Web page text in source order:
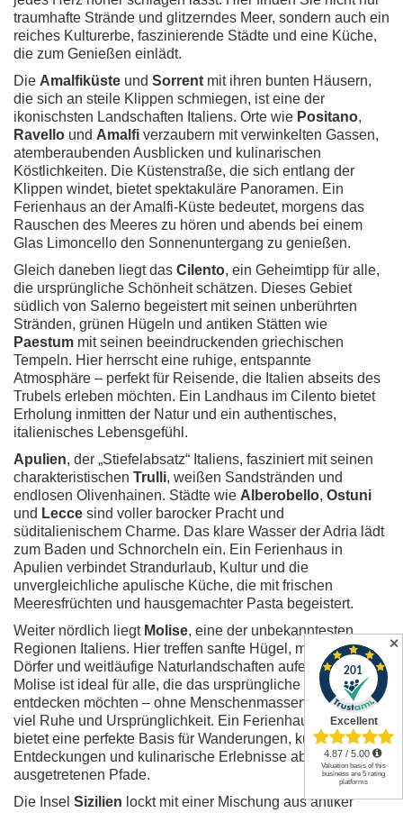
traumhafte Strände und glitzerndes Meer, sondern auch ein
reiches Kulturerbe, faszinierende Städte und eine Küche,
die zum Genießen einlädt.
Die Amalfiküste und Sorrent mit ihren bunten Häusern,
die sich an steile Klippen schmiegen, ist eine der
ikonischsten Landschaften Italiens. Orte wie Positano,
Ravello und Amalfi verzaubern mit verwinkelten Gassen,
atemberaubenden Ausblicken und kulinarischen
Köstlichkeiten. Die Küstenstraße, die sich entlang der
Klippen windet, bietet spektakuläre Panoramen. Ein
Ferienhaus an der Amalfi-Küste bedeutet, morgens das
Rauschen des Meeres zu hören und abends bei einem
Glas Limoncello den Sonnenuntergang zu genießen.
Gleich daneben liegt das Cilento, ein Geheimtipp für alle,
die ursprüngliche Schönheit schätzen. Dieses Gebiet
südlich von Salerno begeistert mit seinen unberührten
Stränden, grünen Hügeln und antiken Stätten wie
Paestum mit seinen beeindruckenden griechischen
Tempeln. Hier herrscht eine ruhige, entspannte
Atmosphäre – perfekt für Reisende, die Italien abseits des
Trubels erleben möchten. Ein Landhaus im Cilento bietet
Erholung inmitten der Natur und ein authentisches,
italienisches Lebensgefühl.
Apulien, der „Stiefelabsatz“ Italiens, fasziniert mit seinen
charakteristischen Trulli, weißen Sandstränden und
endlosen Olivenhainen. Städte wie Alberobello, Ostuni
und Lecce sind voller barocker Pracht und
süditalienischem Charme. Das klare Wasser der Adria lädt
zum Baden und Schnorcheln ein. Ein Ferienhaus in
Apulien verbindet Strandurlaub, Kultur und die
unvergleichliche apulische Küche, die mit frischen
Meeresfrüchten und hausgemachter Pasta begeistert.
Weiter nördlich liegt Molise, eine der unbekanntesten
Regionen Italiens. Hier treffen sanfte Hügel, mittelalterliche
Dörfer und weitläufige Naturlandschaften aufeinander.
Molise ist ideal für alle, die das ursprüngliche Italien
entdecken möchten – ohne Menschenmassen, dafür mit
viel Ruhe und Ursprünglichkeit. Ein Ferienhaus in Molise
bietet eine perfekte Basis für Wanderungen, kulturelle
Entdeckungen und kulinarische Erlebnisse abseits der
ausgetretenen Pfade.
Die Insel Sizilien lockt mit einer Mischung aus antiker
✕